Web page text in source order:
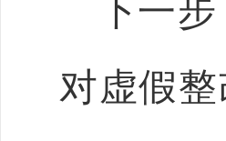
下一
对虚假